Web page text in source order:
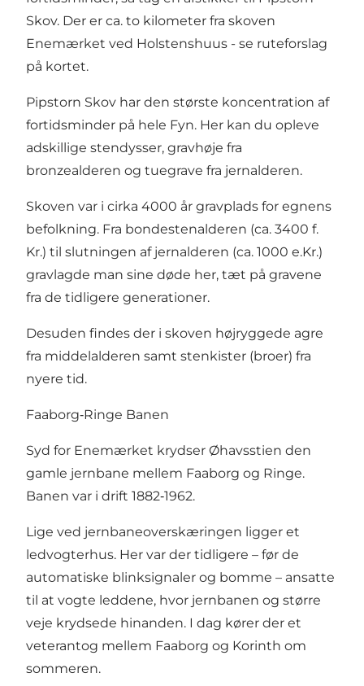
Skov. Der er ca. to kilometer fra skoven
Enemærket ved Holstenshuus - se ruteforslag
på kortet.
Pipstorn Skov har den største koncentration af
fortidsminder på hele Fyn. Her kan du opleve
adskillige stendysser, gravhøje fra
bronzealderen og tuegrave fra jernalderen.
Skoven var i cirka 4000 år gravplads for egnens
befolkning. Fra bondestenalderen (ca. 3400 f.
Kr.) til slutningen af jernalderen (ca. 1000 e.Kr.)
gravlagde man sine døde her, tæt på gravene
fra de tidligere generationer.
Desuden findes der i skoven højryggede agre
fra middelalderen samt stenkister (broer) fra
nyere tid.
Faaborg‑Ringe Banen
Syd for Enemærket krydser Øhavsstien den
gamle jernbane mellem Faaborg og Ringe.
Banen var i drift 1882‑1962.
Lige ved jernbaneoverskæringen ligger et
ledvogterhus. Her var der tidligere – før de
automatiske blinksignaler og bomme – ansatte
til at vogte leddene, hvor jernbanen og større
veje krydsede hinanden. I dag kører der et
veterantog mellem Faaborg og Korinth om
sommeren.